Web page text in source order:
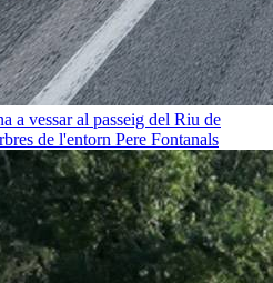
a vessar al passeig del Riu de
de l'entorn Pere Fontanals